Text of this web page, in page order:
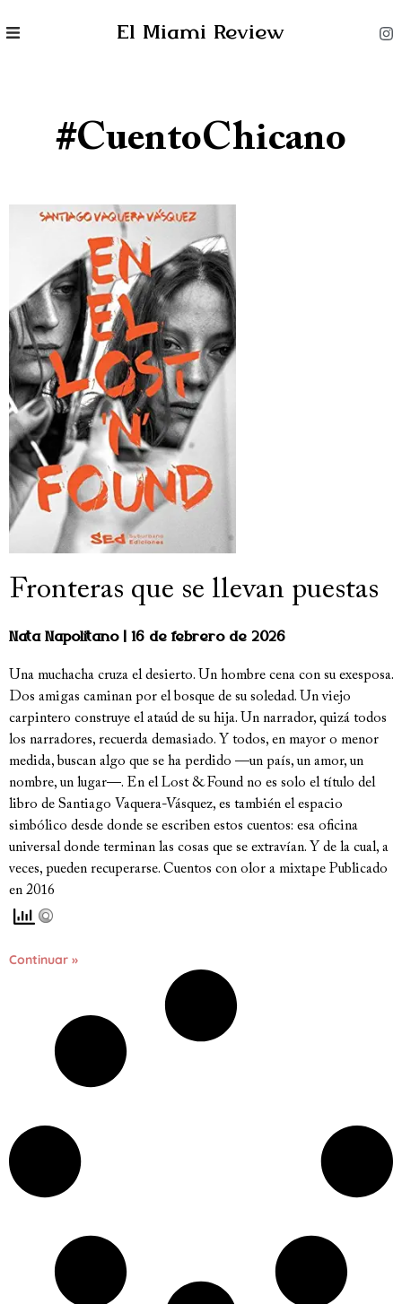
El Miami Review
#CuentoChicano
Fronteras que se llevan puestas
Nata Napolitano 16 de febrero de 2026
Una muchacha cruza el desierto. Un hombre cena con su exesposa.
Dos amigas caminan por el bosque de su soledad. Un viejo
carpintero construye el ataúd de su hija. Un narrador, quizá todos
los narradores, recuerda demasiado. Y todos, en mayor o menor
medida, buscan algo que se ha perdido —un país, un amor, un
nombre, un lugar—. En el Lost & Found no es solo el título del
libro de Santiago Vaquera-Vásquez, es también el espacio
simbólico desde donde se escriben estos cuentos: esa oficina
universal donde terminan las cosas que se extravían. Y de la cual, a
veces, pueden recuperarse. Cuentos con olor a mixtape Publicado
en 2016
Continuar »